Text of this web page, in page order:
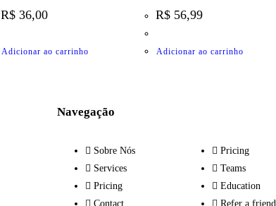
R$ 36,00
Adicionar ao carrinho
R$ 56,99
Adicionar ao carrinho
Navegação
Sobre Nós
Services
Pricing
Contact
Pricing
Teams
Education
Refer a friend